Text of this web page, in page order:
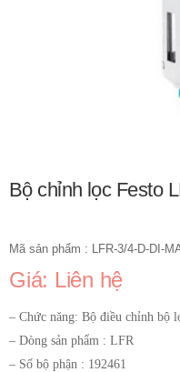
Bộ chỉnh lọc Festo
Mã sản phẩm : LFR-3/4-D-DI-
Giá: Liên hệ
– Chức năng: Bộ điều chỉnh bộ
– Dòng sản phẩm : LFR
– Số bộ phận : 192461